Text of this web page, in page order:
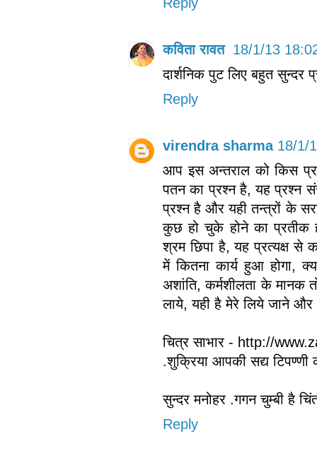
कविता रावत 18/1/13
दार्शनिक पुट लिए बहुत सुन्दर
Reply
virendra sharma 18/1/
आप इस अन्तराल को किस
पतन का प्रश्न है, यह प्रश्न
प्रश्न है और यही तन्त्रों के
कुछ हो चुके होने का प्रतीक
श्रम छिपा है, यह प्रत्यक्ष से
में कितना कार्य हुआ होगा,
अशांति, कर्मशीलता के मानक
लाये, यही है मेरे लिये जाने
चित्र साभार - http://
.शुक्रिया आपकी सद्य टिपण्णी
सुन्दर मनोहर .गगन चुम्बी है
Reply